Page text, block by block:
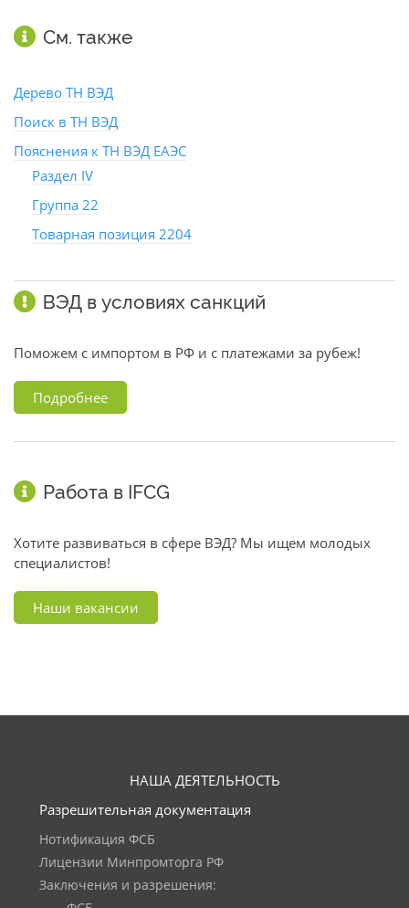
См. также
Дерево ТН ВЭД
Поиск в ТН ВЭД
Пояснения к ТН ВЭД ЕАЭС
Раздел IV
Группа 22
Товарная позиция 2204
ВЭД в условиях санкций
Поможем с импортом в РФ и с платежами за рубеж!
Подробнее
Работа в IFCG
Хотите развиваться в сфере ВЭД? Мы ищем молодых
специалистов!
Наши вакансии
НАША ДЕЯТЕЛЬНОСТЬ
Разрешительная документация
Нотификация ФСБ
Лицензии Минпромторга РФ
Заключения и разрешения: